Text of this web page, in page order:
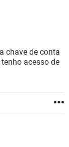
chave de conta
acesso de